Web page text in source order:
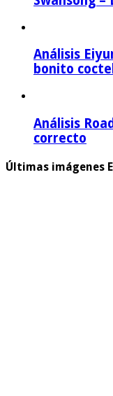
Análisis
bonito
Análisis
correcto
Últimas imágenes